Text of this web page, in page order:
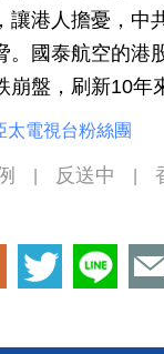
讓港人擔憂，中
。國泰航空的港
崩盤，刷新10年
太電視台粉絲團
反送中